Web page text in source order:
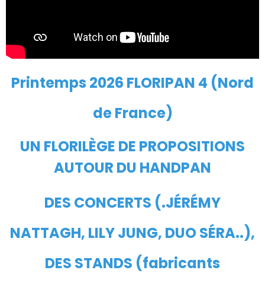
Printemps 2026 FLORIPAN 4 (Nord
de France)
UN FLORILÈGE DE PROPOSITIONS
AUTOUR DU HANDPAN
DES CONCERTS (.JÉRÉMY
NATTAGH, LILY JUNG, DUO SÉRA..),
DES STANDS (fabricants